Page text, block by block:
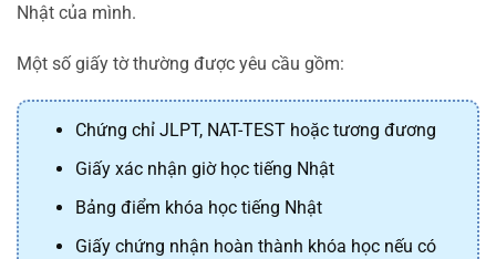
Nhật của mình.
Một số giấy tờ thường được yêu cầu gồm:
Chứng chỉ JLPT, NAT-TEST hoặc tương đương
Giấy xác nhận giờ học tiếng Nhật
Bảng điểm khóa học tiếng Nhật
Giấy chứng nhận hoàn thành khóa học nếu có